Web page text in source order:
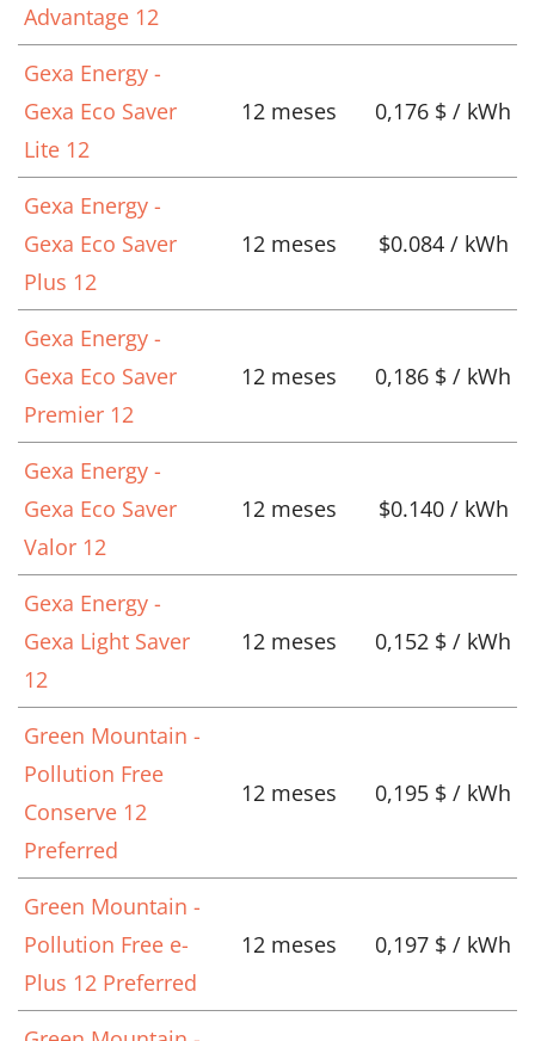
Advantage 12
Gexa Energy -
Gexa Eco Saver
Lite 12
12 meses 0,176 $ / kWh
Gexa Energy -
Gexa Eco Saver
Plus 12
12 meses $0.084 / kWh
Gexa Energy -
Gexa Eco Saver
Premier 12
12 meses 0,186 $ / kWh
Gexa Energy -
Gexa Eco Saver
Valor 12
12 meses $0.140 / kWh
Gexa Energy -
Gexa Light Saver
12
12 meses 0,152 $ / kWh
Green Mountain -
Pollution Free
Conserve 12
Preferred
12 meses 0,195 $ / kWh
Green Mountain -
Pollution Free e-
Plus 12 Preferred
12 meses 0,197 $ / kWh